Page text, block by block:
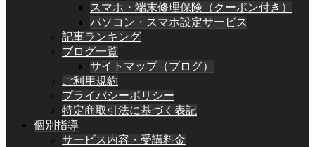
スマホ・端末修理保険（クーポン付き）
パソコン・スマホ設定サービス
記事ランキング
ブログ一覧
サイトマップ（ブログ）
ご利用規約
プライバシーポリシー
特定商取引法に基づく表記
個別指導
サービス内容・受講料金